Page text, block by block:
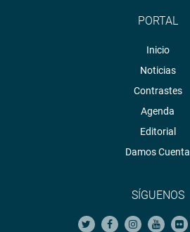
PORTAL
Inicio
Noticias
Contrastes
Agenda
Editorial
Damos Cuenta
SÍGUENOS